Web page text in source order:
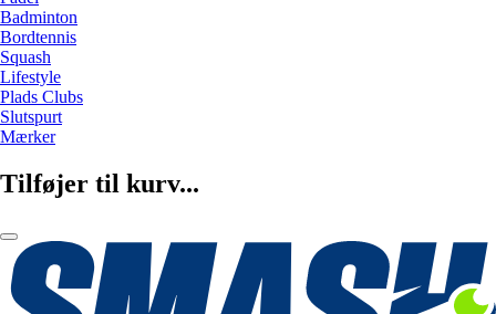
Badminton
Bordtennis
Squash
Lifestyle
Plads Clubs
Slutspurt
Mærker
Tilføjer til kurv...